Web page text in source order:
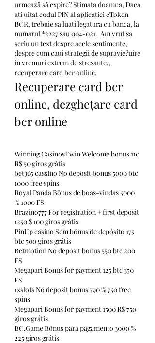
urmează să expire? Stimata doamna, Daca
ati uitat codul PIN al aplicatiei eToken
BCR, trebuie sa luati legatura cu banca, la
numarul *2227 sau 004-021.  Am vrut sa
scriu un text despre acele sentimente,
despre cum caui strategii de supravie?uire
in vremuri extrem de stresante.,
recuperare card bcr online.
Recuperare card bcr
online, dezghețare card
bcr online
Winning CasinosTwin Welcome bonus 110
R$ 50 giros grátis
bet365 cassino No deposit bonus 5000 btc
1000 free spins
Royal Panda Bônus de boas-vindas 5000
% 1000 FS
Brazino777 For registration + first deposit
1250 $ 100 giros grátis
PinUp casino Sem bônus de depósito 175
btc 500 giros grátis
Betmotion No deposit bonus 550 btc 200
FS
Megapari Bonus for payment 125 btc 350
FS
1xslots No deposit bonus 790 % 750 free
spins
Megapari Bonus for payment 1500 R$ 750
giros grátis
BC.Game Bônus para pagamento 3000 %
225 giros grátis